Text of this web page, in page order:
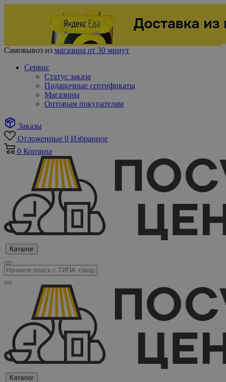
Самовывоз из магазина от 30 минут
Сервис
Статус заказа
Подарочные сертификаты
Магазины
Оптовым покупателям
Заказы
Отложенные 0 Избранное
0 Корзина
Каталог
Каталог